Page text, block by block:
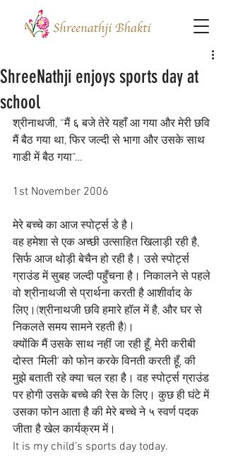
ShreeNathji enjoys sports day at
school
श्रीनाथजी, “मैं ६ बजे तेरे यहाँ आ गया और मेरी छवि
मैं बैठ गया था, फिर जल्दी से भागा और उसके साथ
गाडी में बैठ गया”…
1st November 2006
मेरे बच्चे का आज स्पोर्ट्स डे है।
वह हमेशा से एक अच्छी उत्साहित खिलाड़ी रही है,
सिर्फ आज थोड़ी बेचैन हो रही है। उसे स्पोर्ट्स
ग्राउंड में सुबह जल्दी पहुँचना है। निकालने से पहले
वो श्रीनाथजी से प्रार्थना करती है आशीर्वाद के
लिए।(श्रीनाथजी छवि हमारे हॉल में है, और घर से
निकलते समय सामने रहती है)।
क्योंकि मैं उसके साथ नहीं जा रही हूँ, मेरी करीबी
दोस्त ‘मिली’ को फोन करके विनती करती हूँ, की
मुझे बताती रहे क्या चल रहा है। वह स्पोर्ट्स ग्राउंड
पर होगी उसके बच्चे की रेस के लिए। कुछ ही घंटे में
उसका फोन आता है की मेरे बच्चे ने ५ स्वर्ण पदक
जीता है खेल कार्यक्रम में।
It is my child’s sports day today.